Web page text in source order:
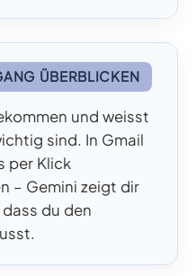
ÜBERBLICKEN
und weisst
sind. In Gmail
per Klick
– Gemini zeigt dir
du den